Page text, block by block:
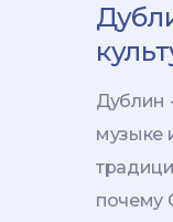
Дублин
музыке
почему